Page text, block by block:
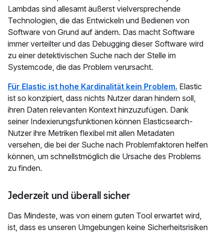
Lambdas sind allesamt äußerst vielversprechende
Technologien, die das Entwickeln und Bedienen von
Software von Grund auf ändern. Das macht Software
immer verteilter und das Debugging dieser Software wird
zu einer detektivischen Suche nach der Stelle im
Systemcode, die das Problem verursacht.
Für Elastic ist hohe Kardinalität kein Problem. Elastic
ist so konzipiert, dass nichts Nutzer daran hindern soll,
ihren Daten relevanten Kontext hinzuzufügen. Dank
seiner Indexierungsfunktionen können Elasticsearch-
Nutzer ihre Metriken flexibel mit allen Metadaten
versehen, die bei der Suche nach Problemfaktoren helfen
können, um schnellstmöglich die Ursache des Problems
zu finden.
Jederzeit und überall sicher
Das Mindeste, was von einem guten Tool erwartet wird,
ist, dass es unseren Umgebungen keine Sicherheitsrisiken